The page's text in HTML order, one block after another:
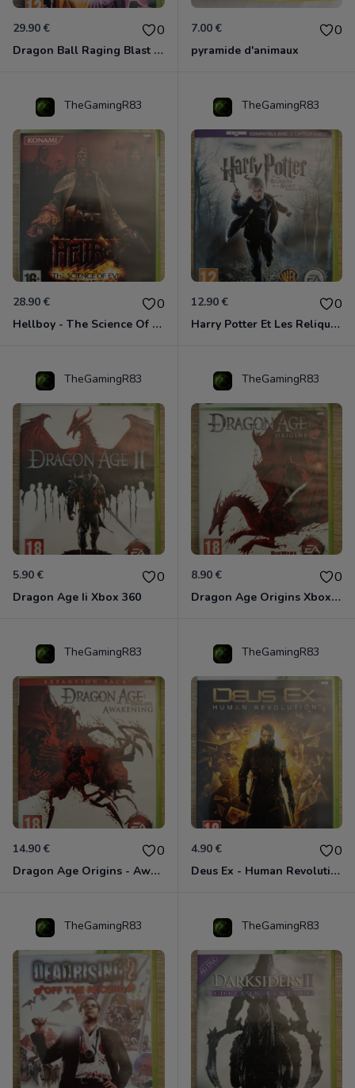
29.90 € 0
Dragon Ball Raging Blast 2 Xbox 360
7.00 € 0
pyramide d'animaux
TheGamingR83
28.90 € 0
Hellboy - The Science Of Evil Xbox 360
TheGamingR83
12.90 € 0
Harry Potter Et Les Reliques De La Mort - 1ère Partie Xbox 360
TheGamingR83
5.90 € 0
Dragon Age Ii Xbox 360
TheGamingR83
8.90 € 0
Dragon Age Origins Xbox 360
TheGamingR83
14.90 € 0
Dragon Age Origins - Awakening Xbox 360
TheGamingR83
4.90 € 0
Deus Ex - Human Revolution Xbox 360
TheGamingR83 TheGamingR83